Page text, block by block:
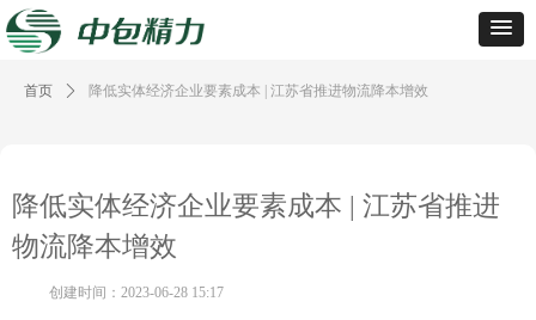
降低实体经济企业要素成本 | 江苏省推进
物流降本增效
创建时间： 2023-06-28 15:17
首页 ꄲ 降低实体经济企业要素成本 | 江苏省推进物流降本增效